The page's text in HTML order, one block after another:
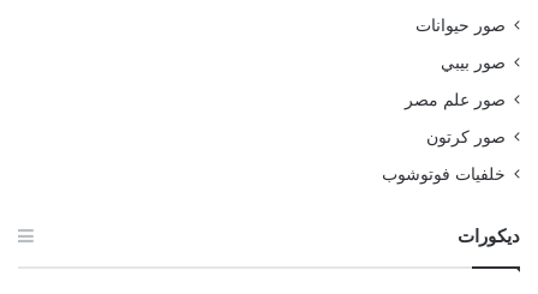
صور حيوانات
صور بيبي
صور علم مصر
صور كرتون
خلفيات فوتوشوب
ديكورات